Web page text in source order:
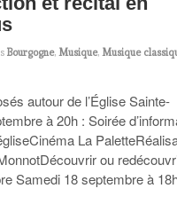
Bourgogne,Musique,Musique
autour de l’Église Sainte-
à 20h : Soirée
La
ou
Samedi 18 septembre à